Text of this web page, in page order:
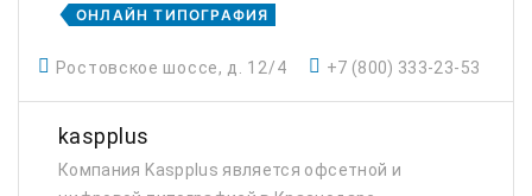
ОНЛАЙН ТИПОГРАФИЯ
Ростовское шоссе, д. 12/4 +7 (800) 333-23-53
kaspplus
Компания Kaspplus является офсетной и